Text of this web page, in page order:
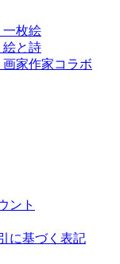
一枚絵
絵と詩
画家作家コラボ
ント
に基づく表記